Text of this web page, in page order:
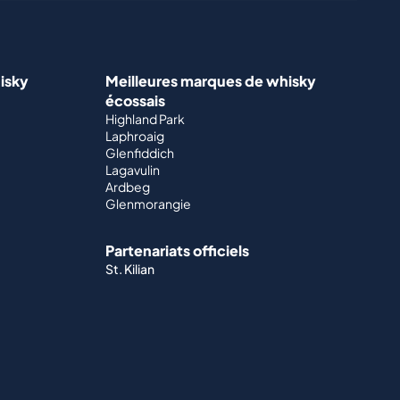
Meilleures marques de whisky
écossais
Highland Park
Laphroaig
Glenfiddich
Lagavulin
Ardbeg
Glenmorangie
Partenariats officiels
St. Kilian